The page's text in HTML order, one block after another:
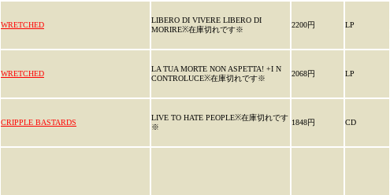
WRETCHED
LIBERO DI VIVERE LIBERO DI
MORIRE※在庫切れです※
2200円 LP
WRETCHED
LA TUA MORTE NON ASPETTA! +I N
CONTROLUCE※在庫切れです※
2068円 LP
CRIPPLE BASTARDS
LIVE TO HATE PEOPLE※在庫切れです
※
1848円 CD